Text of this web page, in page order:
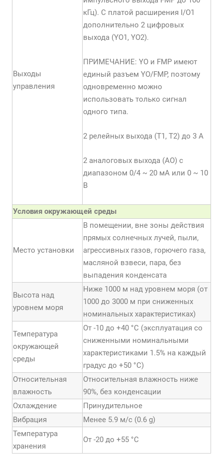
Выходы
управления
кГц). С платой расширения I/O1
дополнительно 2 цифровых
выхода (YO1, YO2).
ПРИМЕЧАНИЕ: YО и FMP имеют
единый разъем YО/FMP, поэтому
одновременно можно
использовать только сигнал
одного типа.
2 релейных выхода (Т1, Т2) до 3 А
2 аналоговых выхода (АО) с
диапазоном 0/4 ~ 20 мА или 0 ~ 10
В
Условия окружающей среды
Место установки
В помещении, вне зоны действия
прямых солнечных лучей, пыли,
агрессивных газов, горючего газа,
масляной взвеси, пара, без
выпадения конденсата
Высота над
уровнем моря
Ниже 1000 м над уровнем моря (от
1000 до 3000 м при сниженных
номинальных характеристиках)
Температура
окружающей
среды
От -10 до +40 °С (эксплуатация со
сниженными номинальными
характеристиками 1.5% на каждый
градус до +50 °С)
Относительная
влажность
Относительная влажность ниже
90%, без конденсации
Охлаждение
Принудительное
Вибрация
Менее 5.9 м/с (0.6 g)
Температура
хранения
От -20 до +55 °С